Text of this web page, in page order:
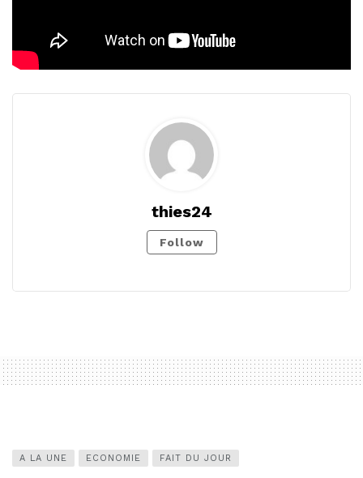
thies24
Follow
A LA UNE ECONOMIE FAIT DU JOUR